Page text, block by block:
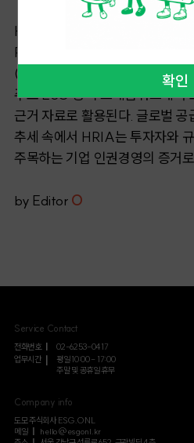
HRIA의 결과물은 글로벌 보고
Reporting Initiative,GRI), 지속
(Sustainability Accounting
주요 ESG 공시 프레임워크에서
근거 자료로 활용된다. 글로벌
추세 속에서 HRIA는 투자자와
주목하는 기업 인권경영의 증거
by Editor O
Service Contact
전화번호
02-6253-0417
업무시간
평일 10:00 - 17:00
주말 및 공휴일 휴무
Company info
도모 주식회사 ESG.ONL
메일
hello@esgonl.kr
확인